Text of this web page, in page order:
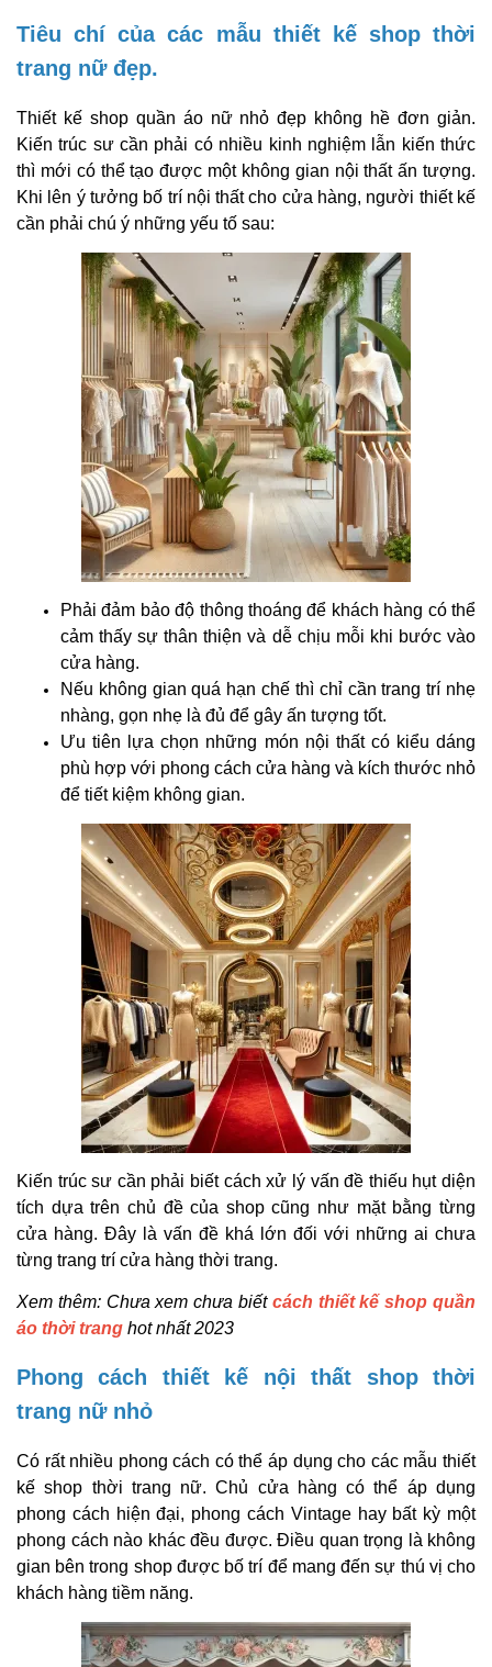
Tiêu chí của các mẫu thiết kế shop thời
trang nữ đẹp.
Thiết kế shop quần áo nữ nhỏ đẹp không hề đơn giản.
Kiến trúc sư cần phải có nhiều kinh nghiệm lẫn kiến thức
thì mới có thể tạo được một không gian nội thất ấn tượng.
Khi lên ý tưởng bố trí nội thất cho cửa hàng, người thiết kế
cần phải chú ý những yếu tố sau:
Phải đảm bảo độ thông thoáng để khách hàng có thể
cảm thấy sự thân thiện và dễ chịu mỗi khi bước vào
cửa hàng.
Nếu không gian quá hạn chế thì chỉ cần trang trí nhẹ
nhàng, gọn nhẹ là đủ để gây ấn tượng tốt.
Ưu tiên lựa chọn những món nội thất có kiểu dáng
phù hợp với phong cách cửa hàng và kích thước nhỏ
để tiết kiệm không gian.
Kiến trúc sư cần phải biết cách xử lý vấn đề thiếu hụt diện
tích dựa trên chủ đề của shop cũng như mặt bằng từng
cửa hàng. Đây là vấn đề khá lớn đối với những ai chưa
từng trang trí cửa hàng thời trang.
Xem thêm: Chưa xem chưa biết cách thiết kế shop quần
áo thời trang hot nhất 2023
Phong cách thiết kế nội thất shop thời
trang nữ nhỏ
Có rất nhiều phong cách có thể áp dụng cho các mẫu thiết
kế shop thời trang nữ. Chủ cửa hàng có thể áp dụng
phong cách hiện đại, phong cách Vintage hay bất kỳ một
phong cách nào khác đều được. Điều quan trọng là không
gian bên trong shop được bố trí để mang đến sự thú vị cho
khách hàng tiềm năng.